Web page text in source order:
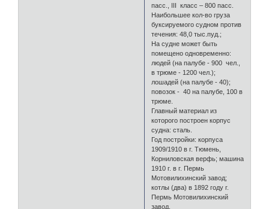
пасс., III класс – 800 пасс.
Наибольшее кол-во груза
буксируемого судном против
течения: 48,0 тыс.пуд.;
На судне может быть
помещено одновременно:
людей (на палубе - 900 чел.,
в трюме - 1200 чел.);
лошадей (на палубе - 40);
повозок - 40 на палубе, 100 в
трюме.
Главный материал из
которого построен корпус
судна: сталь.
Год постройки: корпуса
1909/1910 в г. Тюмень,
Корниловская верфь; машина
1910 г. в г. Пермь
Мотовилихинский завод;
котлы (два) в 1892 году г.
Пермь Мотовилихинский
завод.